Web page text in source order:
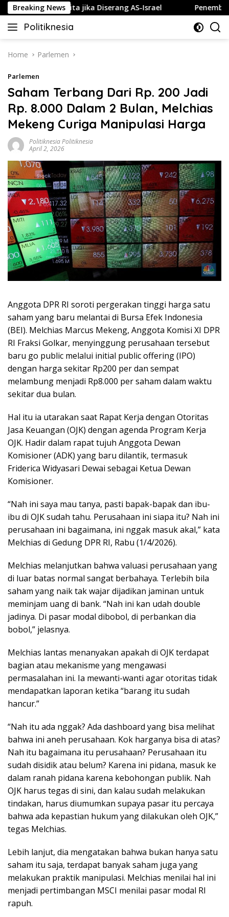
Skip
to
content
Breaking News
Gelap Gulita jika Diserang AS-Israel Penembakan
Politiknesia
Politiknesia.com
Home Parlemen
Parlemen
Saham Terbang Dari Rp. 200 Jadi
Rp. 8.000 Dalam 2 Bulan, Melchias
Mekeng Curiga Manipulasi Harga
Politiknesia Politiknesia
April 2, 2026
Anggota DPR RI soroti pergerakan tinggi harga satu
saham yang baru melantai di Bursa Efek Indonesia
(BEI). Melchias Marcus Mekeng, Anggota Komisi XI DPR
RI Fraksi Golkar, menyinggung perusahaan tersebut
baru go public melalui initial public offering (IPO)
dengan harga sekitar Rp200 per dan sempat
melambung menjadi Rp8.000 per saham dalam waktu
sekitar dua bulan.
Hal itu ia utarakan saat Rapat Kerja dengan Otoritas
Jasa Keuangan (OJK) dengan agenda Program Kerja
OJK. Hadir dalam rapat tujuh Anggota Dewan
Komisioner (ADK) yang baru dilantik, termasuk
Friderica Widyasari Dewai sebagai Ketua Dewan
Komisioner.
“Nah ini saya mau tanya, pasti bapak-bapak dan ibu-
ibu di OJK sudah tahu. Perusahaan ini siapa itu? Nah ini
perusahaan ini bagaimana, ini nggak masuk akal,” kata
Melchias di Gedung DPR RI, Rabu (1/4/2026).
Melchias melanjutkan bahwa valuasi perusahaan yang
di luar batas normal sangat berbahaya. Terlebih bila
saham yang naik tak wajar dijadikan jaminan untuk
meminjam uang di bank. “Nah ini kan udah double
jadinya. Di pasar modal dibobol, di perbankan dia
bobol,” jelasnya.
Melchias lantas menanyakan apakah di OJK terdapat
bagian atau mekanisme yang mengawasi
permasalahan ini. Ia mewanti-wanti agar otoritas tidak
mendapatkan laporan ketika “barang itu sudah
hancur.”
“Nah itu ada nggak? Ada dashboard yang bisa melihat
bahwa ini aneh perusahaan. Kok harganya bisa di atas?
Nah itu bagaimana itu perusahaan? Perusahaan itu
sudah disidik atau belum? Karena ini pidana, masuk ke
dalam ranah pidana karena kebohongan publik. Nah
OJK harus tegas di sini, dan kalau sudah melakukan
tindakan, harus diumumkan supaya pasar itu percaya
bahwa ada kepastian hukum yang dilakukan oleh OJK,”
tegas Melchias.
Lebih lanjut, dia mengatakan bahwa bukan hanya satu
saham itu saja, terdapat banyak saham juga yang
melakukan praktik manipulasi. Melchias menilai hal ini
menjadi pertimbangan MSCI menilai pasar modal RI
rapuh.